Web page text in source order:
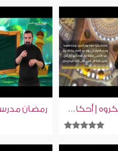
الصيام المكروه | أحكام رمضان | إسلام ويب | للصم بلغة الإشارة